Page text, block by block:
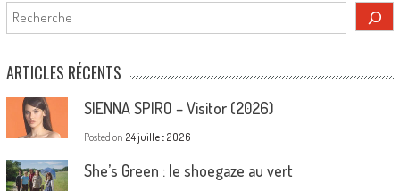
Rechercher
ARTICLES RÉCENTS
SIENNA SPIRO – Visitor (2026)
Posted on 24 juillet 2026
She’s Green : le shoegaze au vert